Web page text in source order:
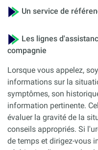
Un service de
Les lignes
compagnie
Lorsque vous appelez,
informations sur la
symptômes, son
information pertinente.
évaluer la gravité de la
conseils appropriés. Si
de temps et dirigez-vous